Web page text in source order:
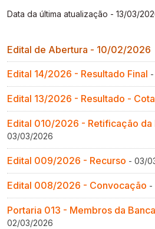
Data da última atualização - 13/03/
Edital de Abertura - 10/02/2026
Edital 14/2026 - Resultado Final
Edital 13/2026 - Resultado -
Edital 010/2026 - Retificação da
03/03/2026
Edital 009/2026 - Recurso - 03/
Edital 008/2026 - Convocação -
Portaria 013 - Membros da
02/03/2026
[GAPI]
Especialização em Gestão de
Aprendizagem [PDE]
Docência na Educação Infantil [DINF]
Gestão Escolar [GESC]
[GAPI]
Especialização em Gestão de
Aprendizagem [PDE]
Docência na Educação Infantil [DINF]
Gestão Escolar [GESC]
[GAPI]
Especialização em Gestão de
Aprendizagem [PDE]
Docência na Educação Infantil [DINF]
Gestão Escolar [GESC]
[GAPI]
Especialização em Gestão de
Aprendizagem [PDE]
Docência na Educação Infantil [DINF]
Gestão Escolar [GESC]
[GAPI]
Especialização em Gestão de
Aprendizagem [PDE]
Docência na Educação Infantil [DINF]
Gestão Escolar [GESC]